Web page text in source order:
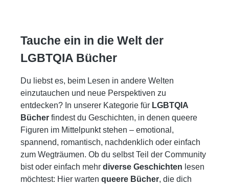
überarbeiteter Version als
von Leser:innen begeistert
haben, durch ihren
besonderen Stil beeindrucken
und sich mit den Themen
beschäftigen, die junge
Leser:innen wirklich bewegen!
»Das Buch ist
emotionsgeladen, mitreißend,
traurig, witzig und findet stets
Jens Schadendorfs Botschaft.
Er hat der wachsenden Zahl
der GaYme Changer auf vier
eine kleine Revolution
entdeckt: in Gesprächen mit
Vorständen, Aktivisten,
Netzwerkern, Managern und
Diversity-Experten – in
Konzernen, Anwaltskanzleien,
NGOs, Stiftungen, Verbänden,
Unis oder UN.
Tauche ein in die Welt der
LGBTQIA Bücher
Du liebst es, beim Lesen in andere Welten
einzutauchen und neue Perspektiven zu
entdecken? In unserer Kategorie für LGBTQIA
Bücher findest du Geschichten, in denen queere
Figuren im Mittelpunkt stehen – emotional,
spannend, romantisch, nachdenklich oder einfach
zum Wegträumen. Ob du selbst Teil der Community
bist oder einfach mehr diverse Geschichten lesen
möchtest: Hier warten queere Bücher, die dich